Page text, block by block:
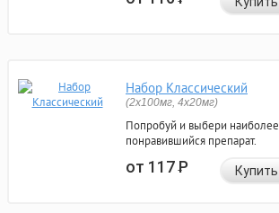
Набор Классический
(2x100мг, 4x20мг)
Попробуй и выбери наиболее
понравившийся препарат.
от 117Р Купить